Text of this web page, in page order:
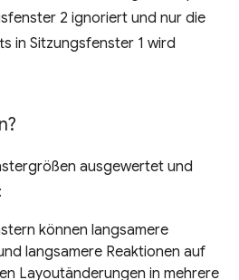
2 ignoriert und nur die
in Sitzungsfenster 1 wird
ausgewertet und
können langsamere
langsamere Reaktionen auf
Layoutänderungen in mehrere